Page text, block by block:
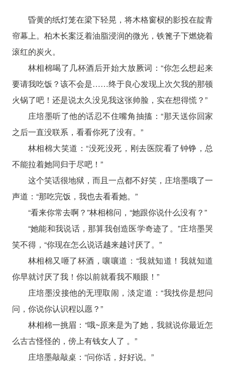
昏黄的纸灯笼在梁下轻晃，将木格窗棂的影投在靛青
帘幕上。柏木长案泛着油脂浸润的微光，铁篦子下燃烧着
滚红的炭火。
林相棉喝了几杯酒后开始大放厥词：“你怎么想起来
要请我吃饭？该不会是……终于良心发现上次欠我的那顿
火锅了吧！还是说太久没见我这张帅脸，实在想得慌？”
庄培墨听了他的话忍不住嘴角抽搐：“那天送你回家
之后一直没联系，看看你死了没有。”
林相棉大笑道：“没死没死，刚去医院看了钟铮，总
不能拉着她同归于尽吧！”
这个笑话很地狱，而且一点都不好笑，庄培墨哦了一
声道：“那吃完饭，我也去看看她。”
“看来你常去啊？”林相棉问，“她跟你说什么没有？”
“她能和我说话，那算我创造医学奇迹了。”庄培墨哭
笑不得，“你现在怎么说话越来越讨厌了。”
林相棉又咂了杯酒，嚷嚷道：“我就知道！我就知道
你早就讨厌了我！你以前就看我不顺眼！”
庄培墨没接他的无理取闹，淡定道：“我找你是想问
问，你说你认识程以愿？”
林相棉一挑眉：“哦~原来是为了她，我就说你最近怎
么古古怪怪的，傍上有钱女人了 。”
庄培墨敲敲桌：“问你话，好好说。”